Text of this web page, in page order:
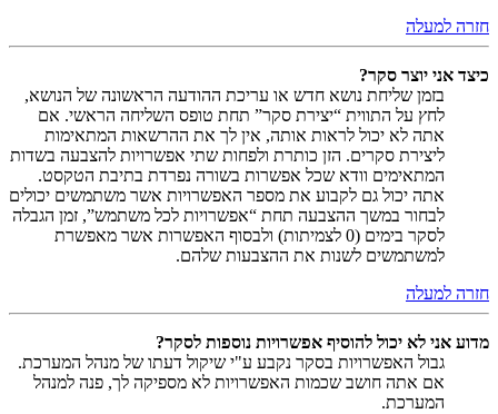
חזרה למעלה
כיצד אני יוצר סקר?
בזמן שליחת נושא חדש או עריכת ההודעה הראשונה של הנושא,
לחץ על התווית “יצירת סקר” תחת טופס השליחה הראשי. אם
אתה לא יכול לראות אותה, אין לך את ההרשאות המתאימות
ליצירת סקרים. הזן כותרת ולפחות שתי אפשרויות להצבעה בשדות
המתאימים וודא שכל אפשרות בשורה נפרדת בתיבת הטקסט.
אתה יכול גם לקבוע את מספר האפשרויות אשר משתמשים יכולים
לבחור במשך ההצבעה תחת “אפשרויות לכל משתמש”, זמן הגבלה
לסקר בימים (0 לצמיתות) ולבסוף האפשרות אשר מאפשרת
למשתמשים לשנות את ההצבעות שלהם.
חזרה למעלה
מדוע אני לא יכול להוסיף אפשרויות נוספות לסקר?
גבול האפשרויות בסקר נקבע ע"י שיקול דעתו של מנהל המערכת.
אם אתה חושב שכמות האפשרויות לא מספיקה לך, פנה למנהל
המערכת.